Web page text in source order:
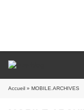
Accueil » MOBILE.ARCHIVES